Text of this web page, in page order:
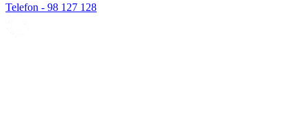
Telefon - 98 127 128